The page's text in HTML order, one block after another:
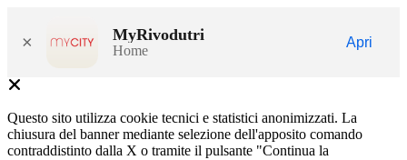
× MyRivodutri
Home
Apri
Questo sito utilizza cookie tecnici e statistici anonimizzati. La
chiusura del banner mediante selezione dell'apposito comando
contraddistinto dalla X o tramite il pulsante "Continua la